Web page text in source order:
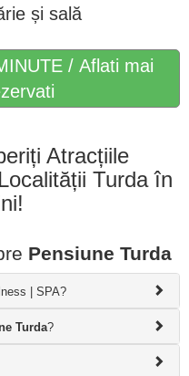
și sală
/ Aflati mai
Atracțiile
Turda în
Pensiune Turda
| SPA?
Turda?